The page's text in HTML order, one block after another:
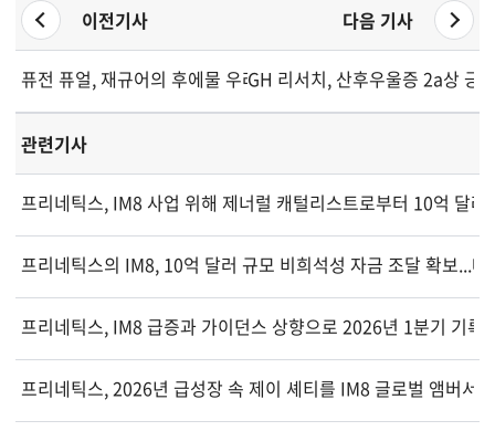
이전기사 다음 기사
퓨전 퓨얼, 재규어의 후에물 우라늄-구리 프로젝트 로열티 지분
GH 리서치, 산후우울증 2a상 긍
관련기사
프리네틱스, IM8 사업 위해 제너럴 캐털리스트로부터 10억 달러
프리네틱스의 IM8, 10억 달러 규모 비희석성 자금 조달 확보...매
프리네틱스, IM8 급증과 가이던스 상향으로 2026년 1분기 기록
프리네틱스, 2026년 급성장 속 제이 셰티를 IM8 글로벌 앰버서